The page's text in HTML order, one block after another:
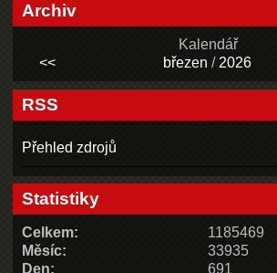
Archiv
Kalendář
<<
březen / 2026
RSS
Přehled zdrojů
Statistiky
Celkem:
1185469
Měsíc:
33935
Den:
691